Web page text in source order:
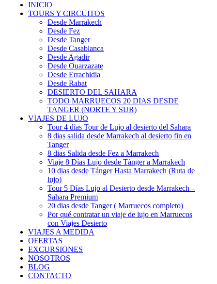
INICIO
TOURS Y CIRCUITOS
Desde Marrakech
Desde Fez
Desde Tanger
Desde Casablanca
Desde Agadir
Desde Ouarzazate
Desde Errachidia
Desde Rabat
DESIERTO DEL SAHARA
TODO MARRUECOS 20 DIAS DESDE
TANGER (NORTE Y SUR)
VIAJES DE LUJO
Tour 4 días Tour de Lujo al desierto del Sahara
8 dias salida desde Marrakech al desierto fin en
Tanger
8 dias Salida desde Fez a Marrakech
Viaje 8 Días Lujo desde Tánger a Marrakech
10 dias desde Tánger Hasta Marrakech (Ruta de
lujo)
Tour 5 Días Lujo al Desierto desde Marrakech –
Sahara Premium
20 dias desde Tanger ( Marruecos completo)
Por qué contratar un viaje de lujo en Marruecos
con Viajes Desierto
VIAJES A MEDIDA
OFERTAS
EXCURSIONES
NOSOTROS
BLOG
CONTACTO